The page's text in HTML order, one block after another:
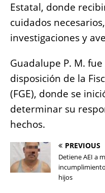
Estatal, donde
cuidados
investigaciones y
Guadalupe P. M.
disposición de la
(FGE), donde se
determinar su
hechos.
PREVIOUS
Detiene AEI a
hijos